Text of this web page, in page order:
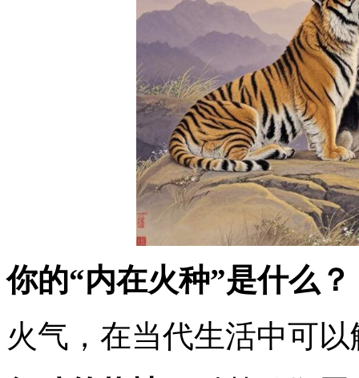
你的“内在火种”是什么？
火气，在当代生活中可